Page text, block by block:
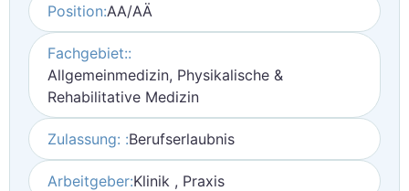
Position:AA/AÄ
Fachgebiet::
Allgemeinmedizin, Physikalische &
Rehabilitative Medizin
Zulassung: :Berufserlaubnis
Arbeitgeber:Klinik , Praxis